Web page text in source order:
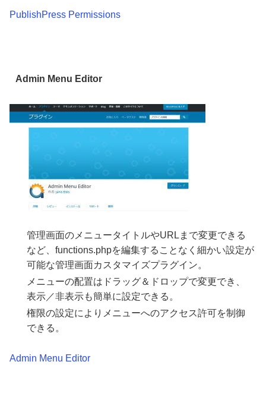
PublishPress Permissions
Admin Menu Editor
管理画面のメニュータイトルやURLまで変更できる
など、functions.phpを編集することなく細かい設定が
可能な管理画面カスタマイズプラグイン。
メニューの配置はドラッグ＆ドロップで変更でき、
表示／非表示も簡単に設定できる。
権限の設定によりメニューへのアクセス許可を制御
できる。
Admin Menu Editor